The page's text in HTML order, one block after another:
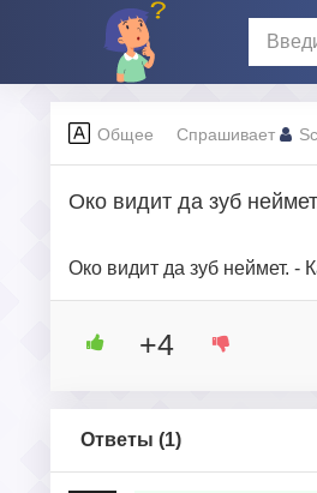
Общее Спрашивает
Око видит да зуб
Око видит да зуб неймет. -
+4
Ответы (1)